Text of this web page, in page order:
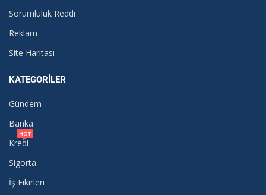
Sorumluluk Reddi
Reklam
Site Haritası
KATEGORILER
Gündem
Banka
Kredi
HOT
Sigorta
İş Fikirleri